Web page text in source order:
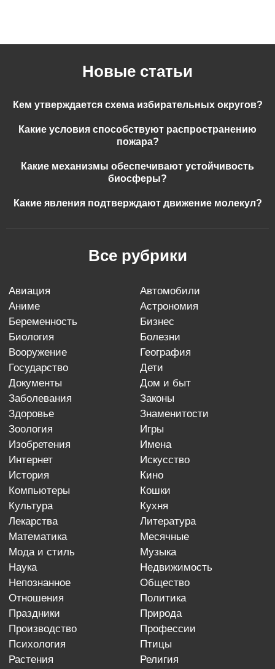
Новые статьи
Кем утверждается схема избирательных округов?
Какие условия способствуют распространению
пожара?
Какие механизмы обеспечивают устойчивость
биосферы?
Какие явления подтверждают движение молекул?
Все рубрики
авиация
автомобили
аниме
астрономия
беременность
бизнес
биология
болезни
вооружение
география
государство
дети
документы
дом и быт
заболевания
законы
здоровье
знаменитости
зоология
игры
изобретения
имена
интернет
искусство
история
кино
компьютеры
кошки
культура
кухня
лекарства
литература
математика
месячные
мода и стиль
музыка
наука
недвижимость
непознанное
общество
отношения
политика
праздники
природа
производство
профессии
психология
птицы
растения
религия